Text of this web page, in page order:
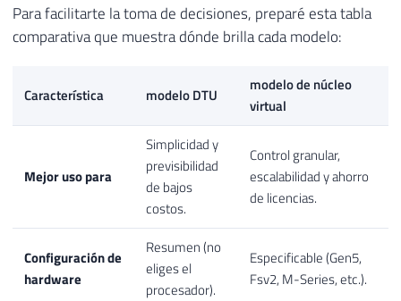
Para facilitarte la toma de decisiones, preparé esta tabla
comparativa que muestra dónde brilla cada modelo:
Característica modelo DTU
modelo de núcleo
virtual
Mejor uso para
Simplicidad y
previsibilidad
de bajos
costos.
Control granular,
escalabilidad y ahorro
de licencias.
Configuración de
hardware
Resumen (no
eliges el
procesador).
Especificable (Gen5,
Fsv2, M-Series, etc.).